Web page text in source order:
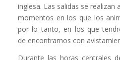
inglesa. Las salidas se realizan
momentos en los que los
por lo tanto, en los que
de encontrarnos con
Durante las horas centrales